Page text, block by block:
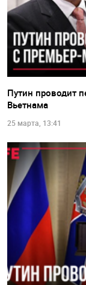
Путин проводит
Вьетнама
25 марта, 13:41